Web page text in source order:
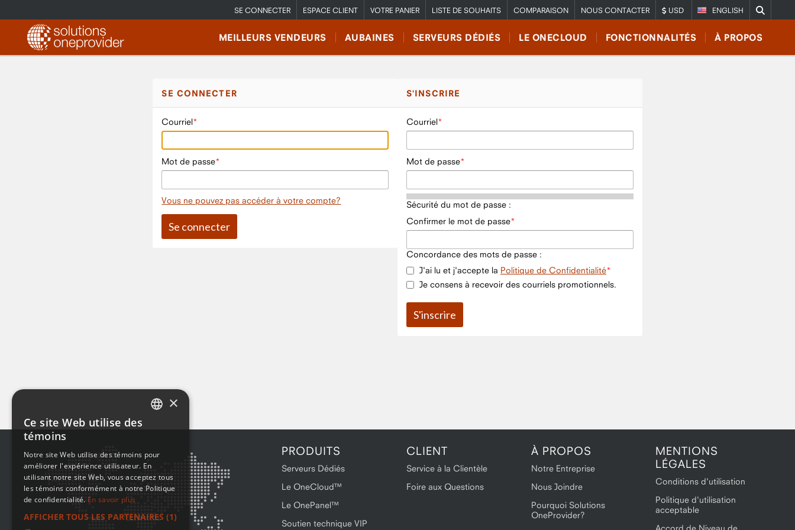
ENGLISH
SE CONNECTER ESPACE CLIENT VOTRE PANIER LISTE DE SOUHAITS COMPARAISON NOUS CONTACTER USD
MEILLEURS VENDEURS AUBAINES SERVEURS DÉDIÉS LE ONECLOUD FONCTIONNALITÉS À PROPOS
SE CONNECTER
Courriel
Mot de passe
Vous ne pouvez pas accéder à votre compte?
S'INSCRIRE
Courriel
Mot de passe
Sécurité du mot de passe :
Confirmer le mot de passe
Concordance des mots de passe :
J'ai lu et j'accepte la Politique de Confidentialité
Je consens à recevoir des courriels promotionnels.
PRODUITS
Serveurs Dédiés
Le OneCloud™
Le OnePanel™
Soutien technique VIP
CLIENT
Service à la Clientèle
Foire aux Questions
À PROPOS
Notre Entreprise
Nous Joindre
Pourquoi Solutions
OneProvider?
MENTIONS
LÉGALES
Conditions d'utilisation
Politique d'utilisation
acceptable
Accord de Niveau de
×
Ce site Web utilise des
témoins
Notre site Web utilise des témoins pour
améliorer l'expérience utilisateur. En
utilisant notre site Web, vous acceptez tous
les témoins conformément à notre Politique
de confidentialité. En savoir plus
AFFICHER TOUS LES PARTENAIRES (1)